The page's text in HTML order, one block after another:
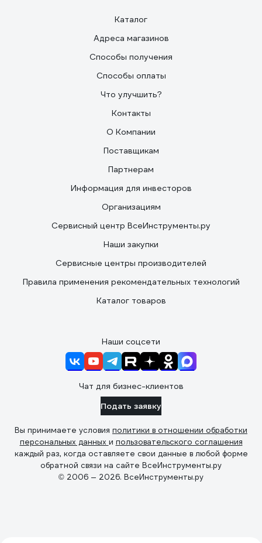
Каталог
Адреса магазинов
Способы получения
Способы оплаты
Что улучшить?
Контакты
О Компании
Поставщикам
Партнерам
Информация для инвесторов
Организациям
Сервисный центр ВсеИнструменты.ру
Наши закупки
Сервисные центры производителей
Правила применения рекомендательных технологий
Каталог товаров
Наши соцсети
Чат для бизнес-клиентов
Подать заявку
Вы принимаете условия политики в отношении обработки
персональных данных и пользовательского соглашения
каждый раз, когда оставляете свои данные в любой форме
обратной связи на сайте ВсеИнструменты.ру
© 2006 — 2026. ВсеИнструменты.ру